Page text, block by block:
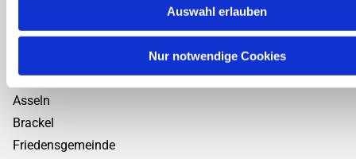
Auswahl erlauben
Nur notwendige Cookies
Personalplanungsraum Ost
Kirchenkreis Dortmund
Kirchengemeinden:
Asseln
Brackel
Friedensgemeinde